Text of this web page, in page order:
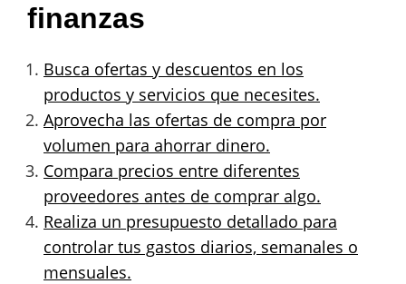
finanzas
Busca ofertas y descuentos en los
productos y servicios que necesites.
Aprovecha las ofertas de compra por
volumen para ahorrar dinero.
Compara precios entre diferentes
proveedores antes de comprar algo.
Realiza un presupuesto detallado para
controlar tus gastos diarios, semanales o
mensuales.